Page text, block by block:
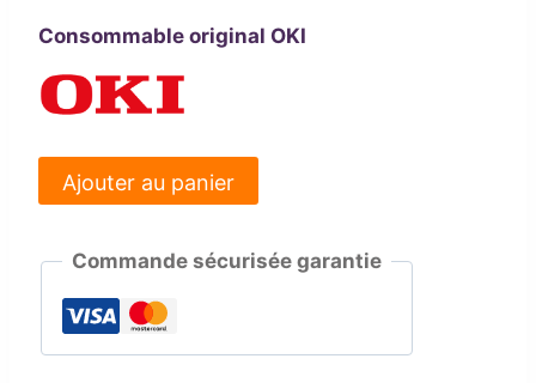
Consommable original OKI
quantité
de
de
fusion
Ajouter au panier
Commande sécurisée garantie